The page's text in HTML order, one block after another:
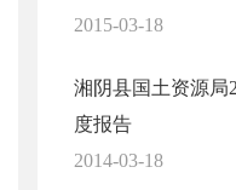
2015-03-18
湘阴县国土资源局
度报告
2014-03-18